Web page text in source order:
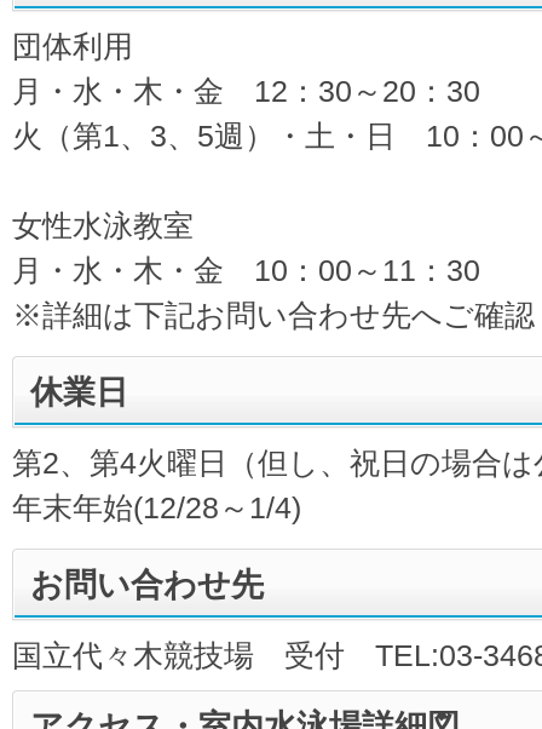
団体利用
月・水・木・金 12：30～20：30
火（第1、3、5週）・土・日 10：00
女性水泳教室
月・水・木・金 10：00～11：30
※詳細は下記お問い合わせ先へご確
休業日
第2、第4火曜日（但し、祝日の場合は
年末年始(12/28～1/4)
お問い合わせ先
国立代々木競技場 受付 TEL:03-